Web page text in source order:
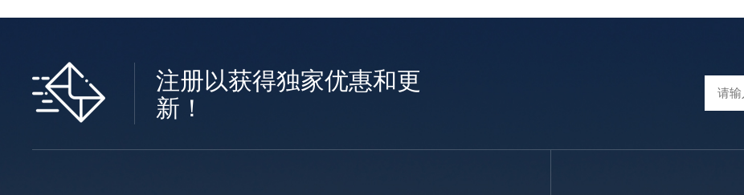
注册以获得独家优惠和更
新！